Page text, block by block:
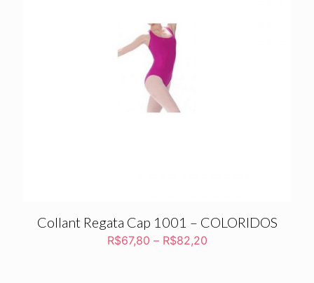
Collant Regata Cap 1001 – COLORIDOS
R$67,80 – R$82,20